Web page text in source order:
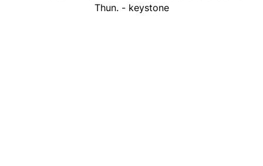
Thun. - keystone